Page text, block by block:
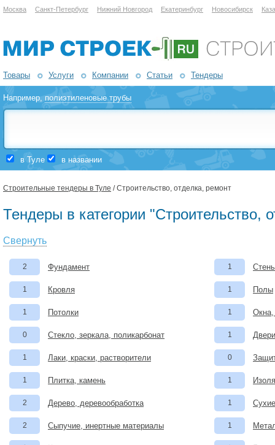
Москва Санкт-Петербург Нижний Новгород Екатеринбург Новосибирск
Товары Услуги Компании Статьи Тендеры
Например,полиэтиленовые трубы
в Туле в названии
Строительные тендеры в Туле / Строительство, отделка, ремонт
Тендеры в категории "Строительство,
Свернуть
2 Фундамент 1
1 Кровля 1 Полы
1 Потолки 1
0 Стекло, зеркала, поликарбонат 1
1 Лаки, краски, растворители 0
1 Плитка, камень 1
2 Дерево, деревообработка 1
2 Сыпучие, инертные материалы 1